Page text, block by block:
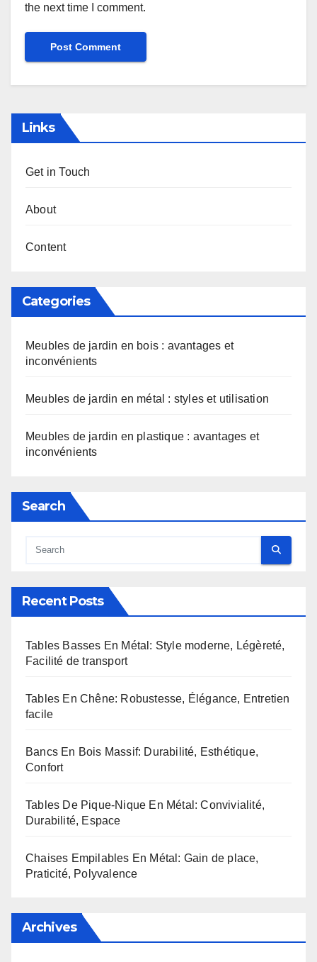
the next time I comment.
Links
Get in Touch
About
Content
Categories
Meubles de jardin en bois : avantages et
inconvénients
Meubles de jardin en métal : styles et utilisation
Meubles de jardin en plastique : avantages et
inconvénients
Search
Recent Posts
Tables Basses En Métal: Style moderne, Légèreté,
Facilité de transport
Tables En Chêne: Robustesse, Élégance, Entretien
facile
Bancs En Bois Massif: Durabilité, Esthétique,
Confort
Tables De Pique-Nique En Métal: Convivialité,
Durabilité, Espace
Chaises Empilables En Métal: Gain de place,
Praticité, Polyvalence
Archives